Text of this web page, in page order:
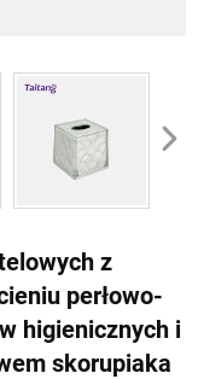
z
perłowo-
higienicznych i
skorupiaka